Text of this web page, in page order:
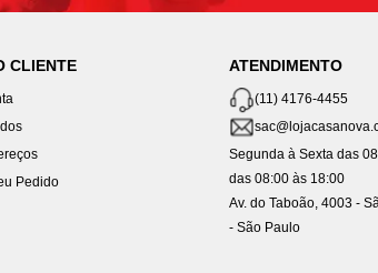
CLIENTE
Pedido
ATENDIMENTO
(11) 4176-4455
Segunda à Sexta das
das 08:00 às 18:00
Av. do Taboão, 4003 -
- São Paulo